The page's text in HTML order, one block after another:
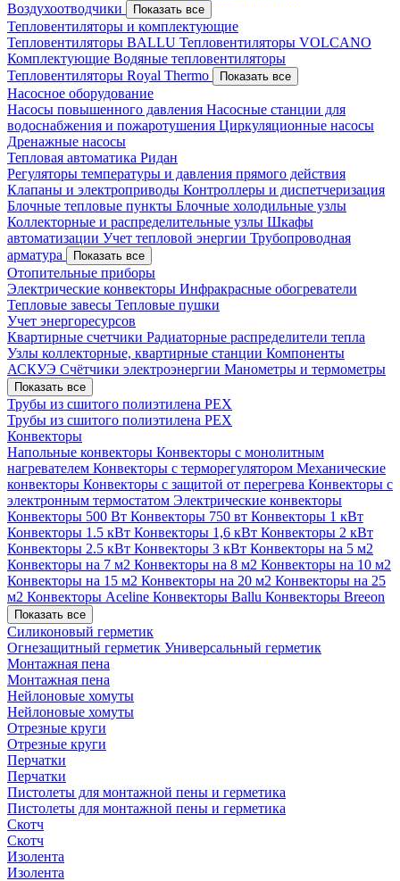
Воздухоотводчики
Показать все
Тепловентиляторы и комплектующие
Тепловентиляторы BALLU Тепловентиляторы VOLCANO
Комплектующие Водяные тепловентиляторы
Тепловентиляторы Royal Thermo
Показать все
Насосное оборудование
Насосы повышенного давления Насосные станции для
водоснабжения и пожаротушения Циркуляционные насосы
Дренажные насосы
Тепловая автоматика Ридан
Регуляторы температуры и давления прямого действия
Клапаны и электроприводы Контроллеры и диспетчеризация
Блочные тепловые пункты Блочные холодильные узлы
Коллекторные и распределительные узлы Шкафы
автоматизации Учет тепловой энергии Трубопроводная
арматура
Показать все
Отопительные приборы
Электрические конвекторы Инфракрасные обогреватели
Тепловые завесы Тепловые пушки
Учет энергоресурсов
Квартирные счетчики Радиаторные распределители тепла
Узлы коллекторные, квартирные станции Компоненты
АСКУЭ Счётчики электроэнергии Манометры и термометры
Показать все
Трубы из сшитого полиэтилена PEX
Трубы из сшитого полиэтилена PEX
Конвекторы
Напольные конвекторы Конвекторы с монолитным
нагревателем Конвекторы с терморегулятором Механические
конвекторы Конвекторы с защитой от перегрева Конвекторы с
электронным термостатом Электрические конвекторы
Конвекторы 500 Вт Конвекторы 750 вт Конвекторы 1 кВт
Конвекторы 1.5 кВт Конвекторы 1,6 кВт Конвекторы 2 кВт
Конвекторы 2.5 кВт Конвекторы 3 кВт Конвекторы на 5 м2
Конвекторы на 7 м2 Конвекторы на 8 м2 Конвекторы на 10 м2
Конвекторы на 15 м2 Конвекторы на 20 м2 Конвекторы на 25
м2 Конвекторы Aceline Конвекторы Ballu Конвекторы Breeon
Показать все
Силиконовый герметик
Огнезащитный герметик Универсальный герметик
Монтажная пена
Монтажная пена
Нейлоновые хомуты
Нейлоновые хомуты
Отрезные круги
Отрезные круги
Перчатки
Перчатки
Пистолеты для монтажной пены и герметика
Пистолеты для монтажной пены и герметика
Скотч
Скотч
Изолента
Изолента